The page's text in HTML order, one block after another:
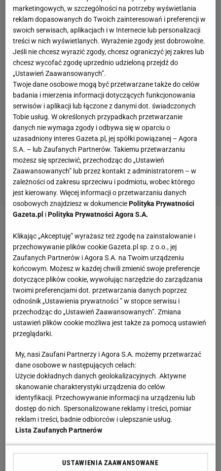
"To są konkrety"
Korona Kielce wygrywa w "Świętej Wojnie".
Radomiak Radom się nie popisał
Już na samym początku spotkania bramkę
samobójczą mógł zdobyć niepewnie interweniujący
pomiędzy nogami Gabriela Kobylaka, który kilka
minut później znów uratował swój zespół. W 19.
minucie nic już nie pomogło Radomiakowi - Vusković
bardzo źle przeciął płaskie dośrodkowanie Jacka
Podgórskiego i w kuriozalny sposób wpakował piłkę
do własnej bramki.
Goście mogli bardzo szybko wyrównać, lecz
uderzenie głową Jana Grzesika nieznacznie minęło
marketingowych, w szczególności na potrzeby wyświetlania
reklam dopasowanych do Twoich zainteresowań i preferencji w
swoich serwisach, aplikacjach i w Internecie lub personalizacji
treści w nich wyświetlanych. Wyrażenie zgody jest dobrowolne.
Jeśli nie chcesz wyrazić zgody, chcesz ograniczyć jej zakres lub
chcesz wycofać zgodę uprzednio udzieloną przejdź do
„Ustawień Zaawansowanych”.
Twoje dane osobowe mogą być przetwarzane także do celów
badania i mierzenia informacji dotyczących funkcjonowania
serwisów i aplikacji lub łączone z danymi dot. świadczonych
Tobie usług. W określonych przypadkach przetwarzanie
danych nie wymaga zgody i odbywa się w oparciu o
uzasadniony interes Gazeta.pl, jej spółki powiązanej – Agora
S.A. – lub Zaufanych Partnerów. Takiemu przetwarzaniu
możesz się sprzeciwić, przechodząc do „Ustawień
Zaawansowanych” lub przez kontakt z administratorem – w
zależności od zakresu sprzeciwu i podmiotu, wobec którego
jest kierowany. Więcej informacji o przetwarzaniu danych
osobowych znajdziesz w dokumenciePolityka Prywatności
Gazeta.pl iPolityka Prywatności Agora S.A.
Klikając „Akceptuję” wyrażasz też zgodę na zainstalowanie i
przechowywanie plików cookie Gazeta.pl sp. z o.o., jej
Zaufanych Partnerów i Agora S.A. na Twoim urządzeniu
końcowym. Możesz w każdej chwili zmienić swoje preferencje
dotyczące plików cookie, wywołując narzędzie do zarządzania
twoimi preferencjami dot. przetwarzania danych poprzez
odnośnik „Ustawienia prywatności ” w stopce serwisu i
przechodząc do „Ustawień Zaawansowanych”. Zmiana
ustawień plików cookie możliwa jest także za pomocą ustawień
przeglądarki.
My, nasi Zaufani Partnerzy i Agora S.A. możemy przetwarzać
dane osobowe w następujących celach:
Użycie dokładnych danych geolokalizacyjnych. Aktywne
skanowanie charakterystyki urządzenia do celów
identyfikacji. Przechowywanie informacji na urządzeniu lub
dostęp do nich. Spersonalizowane reklamy i treści, pomiar
reklam i treści, badnie odbiorców i ulepszanie usług.
Lista Zaufanych Partnerów
USTAWIENIA ZAAWANSOWANE